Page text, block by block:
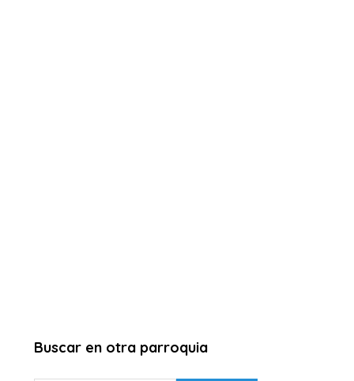
Buscar en otra parroquia